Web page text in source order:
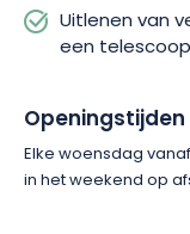
Uitlenen van
een telescoop
Openingstijden
Elke woensdag
in het weekend op